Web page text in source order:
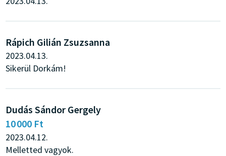
Rápich Gilián Zsuzsanna
2023.04.13.
Sikerül Dorkám!
Dudás Sándor Gergely
10 000 Ft
2023.04.12.
Melletted vagyok.